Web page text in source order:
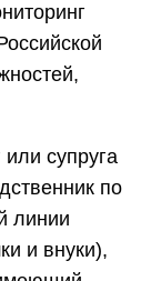
супруга
по
линии
и внуки),